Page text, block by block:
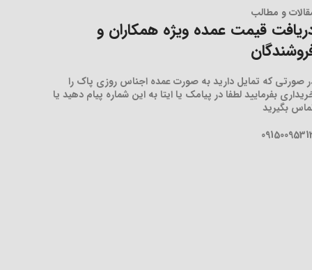
و مطالب
قیمت عمده ویژه همکاران و
صورتی که تمایل دارید به صورت عمده اجناس روزی پاک را
بفرمایید لطفا در پیامک یا ایتا به این شماره پیام دهید یا
بگیرید